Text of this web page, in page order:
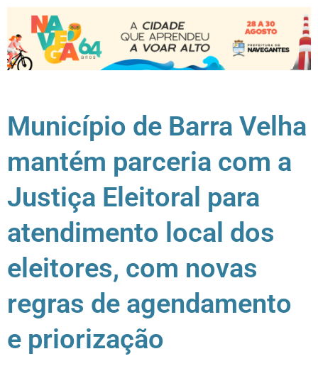
Município de Barra Velha
mantém parceria com a
Justiça Eleitoral para
atendimento local dos
eleitores, com novas
regras de agendamento
e priorização